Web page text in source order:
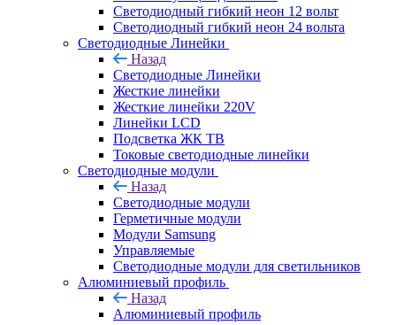
Светодиодный гибкий неон 12 вольт
Светодиодный гибкий неон 24 вольта
Светодиодные Линейки
Назад
Светодиодные Линейки
Жесткие линейки
Жесткие линейки 220V
Линейки LCD
Подсветка ЖК ТВ
Токовые светодиодные линейки
Светодиодные модули
Назад
Светодиодные модули
Герметичные модули
Модули Samsung
Управляемые
Светодиодные модули для светильников
Алюминиевый профиль
Назад
Алюминиевый профиль